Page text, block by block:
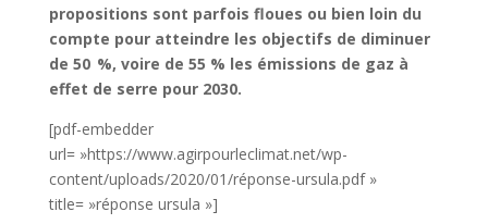
propositions sont parfois floues ou bien loin du
compte pour atteindre les objectifs de diminuer
de 50 %, voire de 55 % les émissions de gaz à
effet de serre pour 2030.
[pdf-embedder
url= »https://www.agirpourleclimat.net/wp-
content/uploads/2020/01/réponse-ursula.pdf »
title= »réponse ursula »]